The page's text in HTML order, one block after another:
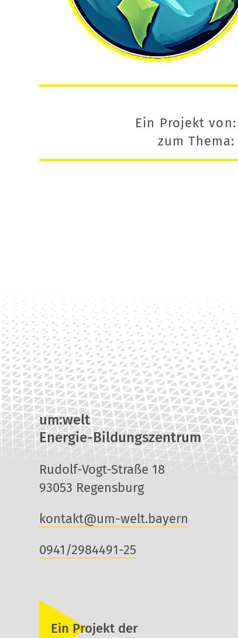
Ein Projekt von:
zum Thema:
um:welt
Energie-Bildungszentrum
Rudolf-Vogt-Straße 18
93053 Regensburg
kontakt@um-welt.bayern
0941/2984491-25
Ein Projekt der